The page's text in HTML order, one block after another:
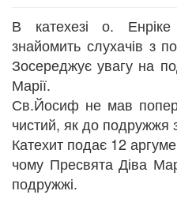
В катехезі о.
знайомить слухачів з
Зосереджує увагу на
Марії.
Св.Йосиф не мав
чистий, як до подружжя
Катехит подає 12
чому Пресвята Діва
подружжі.